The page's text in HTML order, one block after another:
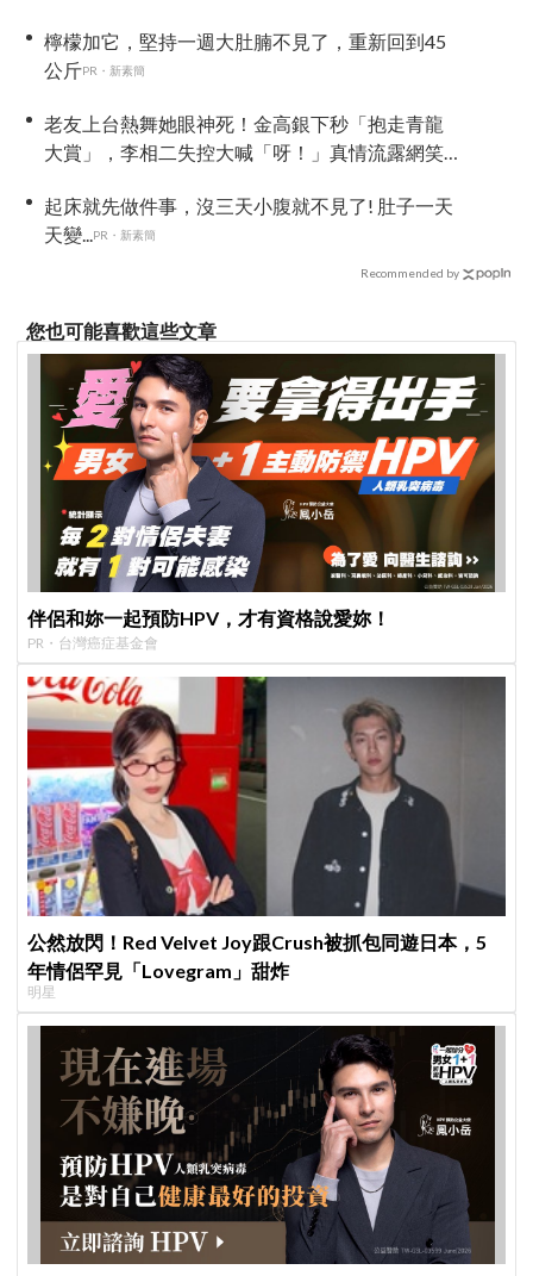
檸檬加它，堅持一週大肚腩不見了，重新回到45
公斤PR・新素簡
老友上台熱舞她眼神死！金高銀下秒「抱走青龍
大賞」，李相二失控大喊「呀！」真情流露網笑
起床就先做件事，沒三天小腹就不見了! 肚子一天
天變...
PR・新素簡
Recommended by
您也可能喜歡這些文章
伴侶和妳一起預防HPV，才有資格說愛妳！
PR・台灣癌症基金會
公然放閃！Red Velvet Joy跟Crush被抓包同遊日本，5
年情侶罕見「Lovegram」甜炸
明星